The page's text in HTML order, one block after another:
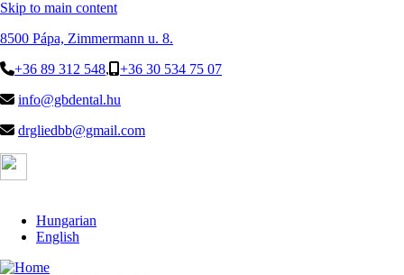
Skip to main content
8500 Pápa, Zimmermann u. 8.
+36 89 312 548,
+36 30 534 75 07
info@gbdental.hu
drgliedbb@gmail.com
Hungarian
English